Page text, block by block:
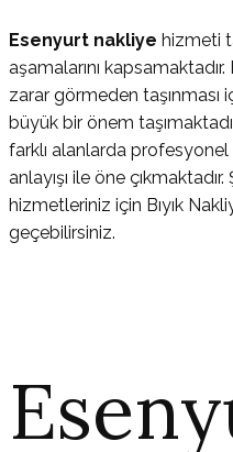
Esenyurt nakliye hizmeti
aşamalarını
zarar görmeden taşınması
büyük bir önem
farklı alanlarda
anlayışı ile öne
hizmetleriniz için Bıyık
geçebilirsiniz.